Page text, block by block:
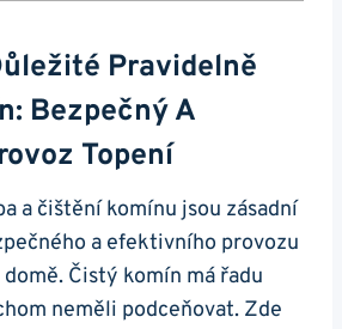
Pravidelně
Bezpečný A
Topení
a čištění komínu jsou zásadní
a efektivního provozu
Čistý komín má řadu
neměli podceňovat. Zde